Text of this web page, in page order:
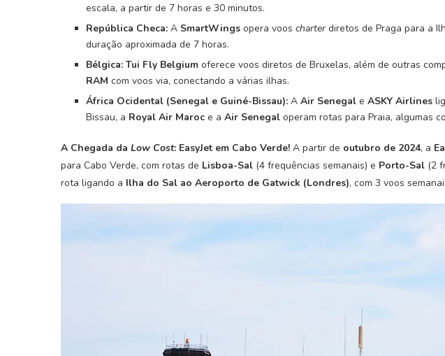
escala, a partir de 7 horas e 30 minutos.
República Checa: A SmartWings opera voos charterdiretos de Praga para a
duração aproximada de 7 horas.
Bélgica: Tui Fly Belgium oferece voos diretos de Bruxelas, além de outras
RAM com voos via, conectando a várias ilhas.
África Ocidental (Senegal e Guiné-Bissau): A Air Senegal e ASKY Airlines
Bissau, a Royal Air Maroc e a Air Senegal operam rotas para Praia, algumas
A Chegada da Low Cost: EasyJet em Cabo Verde! A partir de outubro de 2024, a
para Cabo Verde, com rotas de Lisboa-Sal (4 frequências semanais) e Porto-Sal (2
rota ligando a Ilha do Sal ao Aeroporto de Gatwick (Londres), com 3 voos